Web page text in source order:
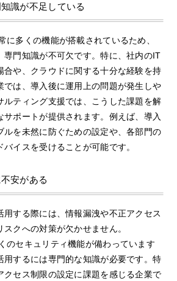
識が不足している
に多くの機能が搭載されているため、
専門知識が不可欠です。特に、社内のIT
合や、クラウドに関する十分な経験を持
では、導入後に運用上の問題が発生しや
ルティング支援では、こうした課題を解
サポートが提供されます。例えば、導入
ルを未然に防ぐための設定や、各部門の
イスを受けることが可能です。
安がある
用する際には、情報漏洩や不正アクセス
クへの対策が欠かせません。
のセキュリティ機能が備わっています
用するには専門的な知識が必要です。特
クセス制限の設定に課題を感じる企業で